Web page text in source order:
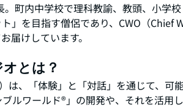
町内中学校で理科教諭、教頭、小学
」を目指す僧侶であり、CWO（Chief
届けしています。
とは？
は、「体験」と「対話」を通じて、可
ルワールド®️」の開発や、それを活用